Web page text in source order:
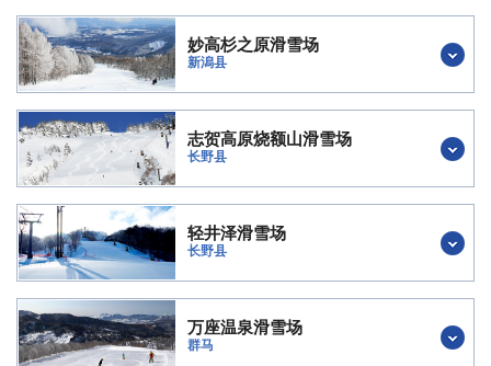
妙高杉之原滑雪场
新潟县
志贺高原烧额山滑雪场
长野县
轻井泽滑雪场
长野县
万座温泉滑雪场
群马